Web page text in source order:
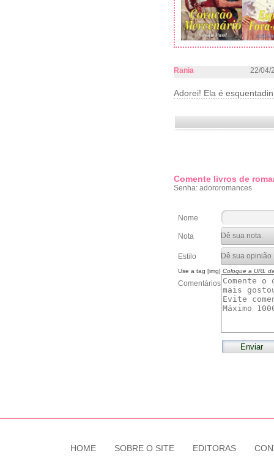
Rania 22/04/
Adorei! Ela é
Comente livros de
Senha: adororomances
Nome
Nota
Estilo
Use a tag [img] Coloque a URL
Comentários
HOME SOBRE O SITE EDITORAS